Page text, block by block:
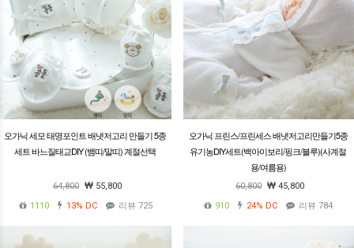
오가닉 세모 태명포인트 배냇저고리 만들기 5종
세트 바느질태교DIY (뱀띠/말띠) 계절선택
64,800
55,800
1110
13% DC 리뷰 725
오가닉 프린스/프린세스 배냇저고리만들기5종
유기농DIY세트(백아이보리/핑크/블루)(사계절
용/여름용)
60,800
45,800
910
24% DC 리뷰 784